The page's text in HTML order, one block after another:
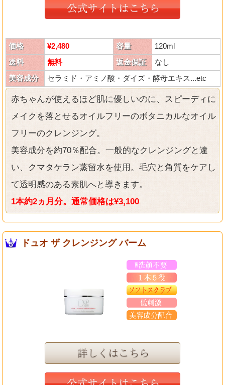
価格 ¥2,480 容量
120ml
送料
無料 返金保証
なし
美容成分
セラミド・アミノ酸・ダイズ・酵母エキス...etc
赤ちゃんが使えるほど肌に優しいのに、スピーディに
メイクを落とせるオイルフリーのボタニカルなオイル
フリーのクレンジング。
美容成分を約70％配合。一般的なクレンジングと違
い、クマタケラン蒸留水を使用。毛穴と角質をケアし
て透明感のある素肌へと導きます。
1本約2ヵ月分。通常価格は¥3,100
ドュオ ザ クレンジング バーム